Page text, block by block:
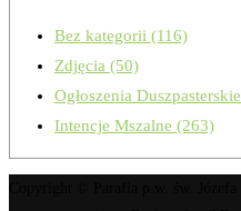
Bez kategorii (116)
Zdjęcia (50)
Ogłoszenia Duszpasterskie
Intencje Mszalne (263)